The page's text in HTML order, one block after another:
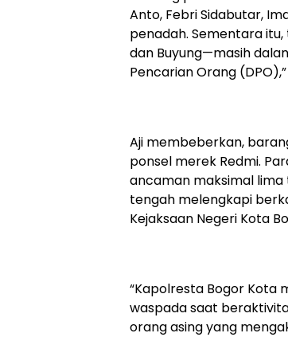
Anto, Febri Sidabutar,
penadah. Sementara
dan Buyung—masih
Pencarian Orang
Aji membeberkan,
ponsel merek Redmi.
ancaman maksimal lima
tengah melengkapi
Kejaksaan Negeri Kota
“Kapolresta Bogor Kota
waspada saat
orang asing yang